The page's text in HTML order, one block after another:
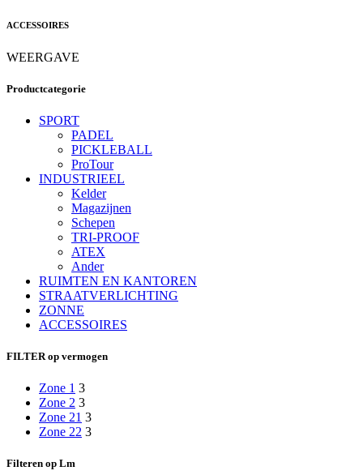
ACCESSOIRES
WEERGAVE
Productcategorie
SPORT
PADEL
PICKLEBALL
ProTour
INDUSTRIEEL
Kelder
Magazijnen
Schepen
TRI-PROOF
ATEX
Ander
RUIMTEN EN KANTOREN
STRAATVERLICHTING
ZONNE
ACCESSOIRES
FILTER op vermogen
Zone 1 3
Zone 2 3
Zone 21 3
Zone 22 3
Filteren op Lm